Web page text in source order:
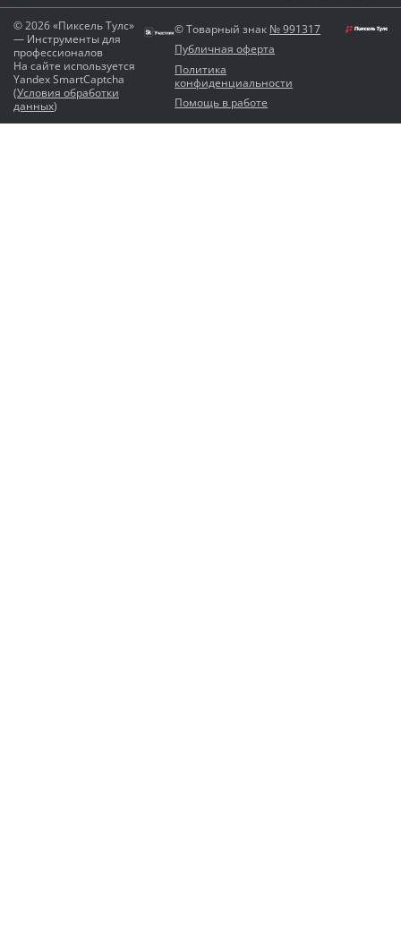
© 2026 «Пиксель Тулс»
— Инструменты для
профессионалов
На сайте используется
Yandex SmartCaptcha
(Условия обработки
данных)
© Товарный знак № 991317
Публичная оферта
Политика
конфиденциальности
Помощь в работе